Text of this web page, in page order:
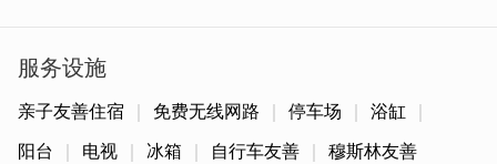
服务设施
亲子友善住宿 免费无线网路 停车场 浴缸
阳台 电视 冰箱 自行车友善 穆斯林友善